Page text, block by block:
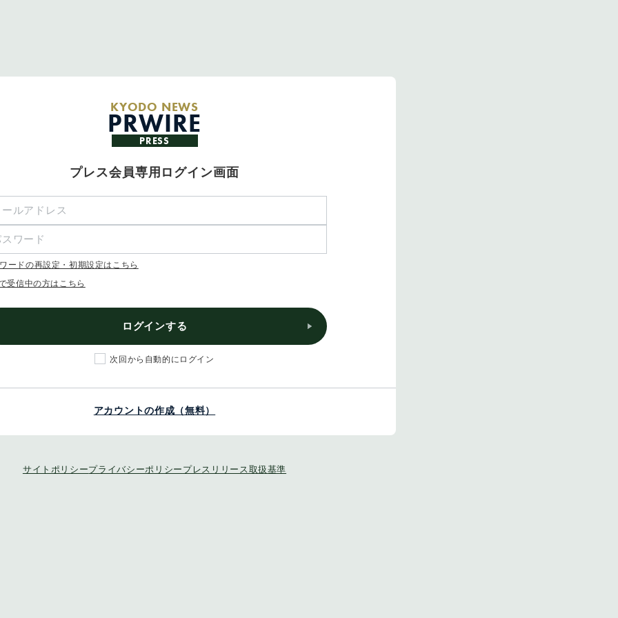
KYODO NEWS
PRWIRE
PRESS
プレス会員専用ログイン画面
ードの再設定・初期設定はこちら
受信中の方はこちら
ログインする
次回から自動的にログイン
アカウントの作成（無料）
サイトポリシープライバシーポリシー プレスリリース取扱基準